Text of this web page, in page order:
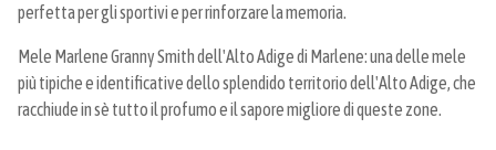
perfetta per gli sportivi e per rinforzare la memoria.
Mele Marlene Granny Smith dell'Alto Adige di Marlene: una delle mele
più tipiche e identificative dello splendido territorio dell'Alto Adige, che
racchiude in sè tutto il profumo e il sapore migliore di queste zone.